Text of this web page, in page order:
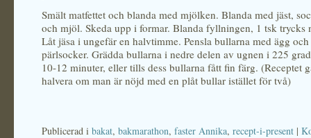
Smält matfettet och blanda med mjölken. Blanda med jäst,
och mjöl. Skeda upp i formar. Blanda fyllningen, 1 tsk trycks
Låt jäsa i ungefär en halvtimme. Pensla bullarna med ägg
pärlsocker. Grädda bullarna i nedre delen av ugnen i 225
10-12 minuter, eller tills dess bullarna fått fin färg. (Receptet
halvera om man är nöjd med en plåt bullar istället för två)
Publicerad i bakat, bakmarathon, faster Annika, recept-i-present |